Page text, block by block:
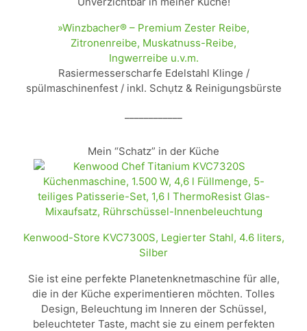
»Winzbacher® – Premium Zester Reibe,
Zitronenreibe, Muskatnuss-Reibe,
Ingwerreibe u.v.m.
Rasiermesserscharfe Edelstahl Klinge /
spülmaschinenfest / inkl. Schụtz & Reinigungsbürste
Mein “Schatz” in der Küche
Kenwood-Store KVC7300S, Legierter Stahl, 4.6 liters,
Silber
Sie ist eine perfekte Planetenknetmaschine für alle,
die in der Küche experimentieren möchten. Tolles
Design, Beleuchtung im Inneren der Schüssel,
beleuchteter Taste, macht sie zu einem perfekten